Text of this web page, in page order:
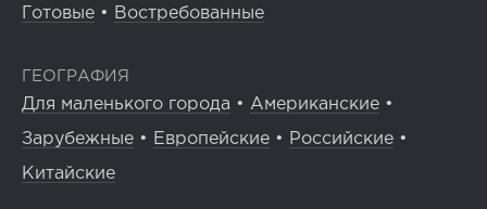
Готовые • Востребованные
ГЕОГРАФИЯ
Для маленького города • Американские •
Зарубежные • Европейские • Российские •
Китайские